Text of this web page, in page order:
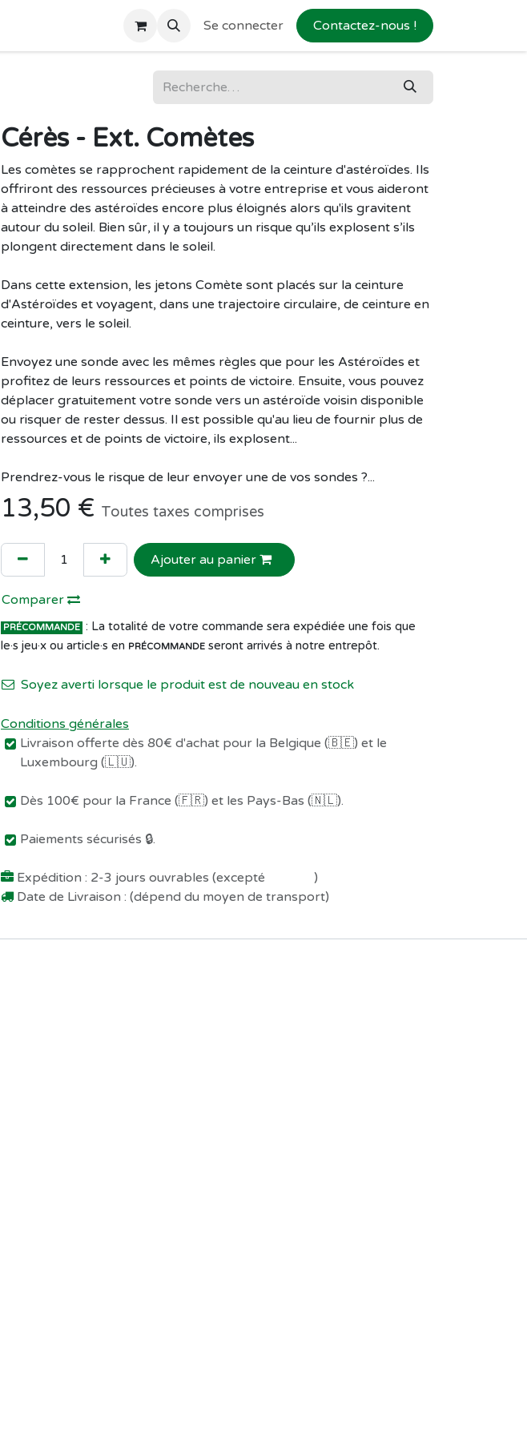
Se connecter Contactez-nous !
Cérès - Ext. Comètes
Les comètes se rapprochent rapidement de la ceinture d'astéroïdes. Ils
offriront des ressources précieuses à votre entreprise et vous aideront
à atteindre des astéroïdes encore plus éloignés alors qu'ils gravitent
autour du soleil. Bien sûr, il y a toujours un risque qu’ils explosent s’ils
plongent directement dans le soleil.
Dans cette extension, les jetons Comète sont placés sur la ceinture
d'Astéroïdes et voyagent, dans une trajectoire circulaire, de ceinture en
ceinture, vers le soleil.
Envoyez une sonde avec les mêmes règles que pour les Astéroïdes et
profitez de leurs ressources et points de victoire. Ensuite, vous pouvez
déplacer gratuitement votre sonde vers un astéroïde voisin disponible
ou risquer de rester dessus. Il est possible qu'au lieu de fournir plus de
ressources et de points de victoire, ils explosent...
Prendrez-vous le risque de leur envoyer une de vos sondes ?...
13,50 € Toutes taxes comprises
Ajouter au panier
Comparer
PRÉCOMMANDE : La totalité de votre commande sera expédiée une fois que
le·s jeu·x ou article·s en PRÉCOMMANDE seront arrivés à notre entrepôt.
Soyez averti lorsque le produit est de nouveau en stock
Conditions générales
Livraison offerte dès 80€ d'achat pour la Belgique (🇧🇪) et le
Luxembourg (🇱🇺).
Dès 100€ pour la France (🇫🇷) et les Pays-Bas (🇳🇱).
Paiements sécurisés 🔒.
Expédition : 2-3 jours ouvrables (excepté
)
Date de Livraison : (dépend du moyen de transport)